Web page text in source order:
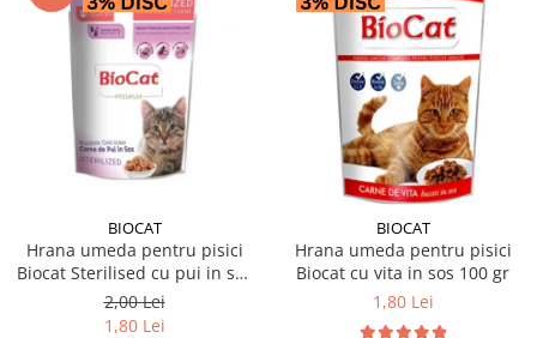
BIOCAT
Hrana umeda pentru pisici
Biocat Sterilised cu pui in sos
85 gr
2,00 Lei
1,80 Lei
BIOCAT
Hrana umeda pentru pisici
Biocat cu vita in sos 100 gr
1,80 Lei